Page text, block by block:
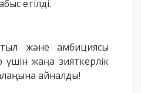
етілді.
және амбициясы
жаңа зияткерлік
айналды!